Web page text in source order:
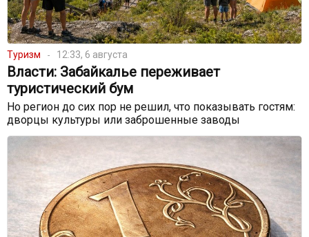
Туризм 12:33, 6 августа
Власти: Забайкалье переживает
туристический бум
Но регион до сих пор не решил, что показывать гостям:
дворцы культуры или заброшенные заводы